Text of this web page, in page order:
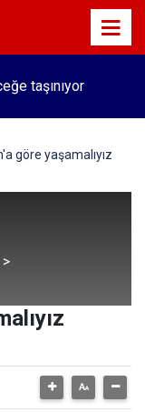
taşınıyor
göre yaşamalıyız
>